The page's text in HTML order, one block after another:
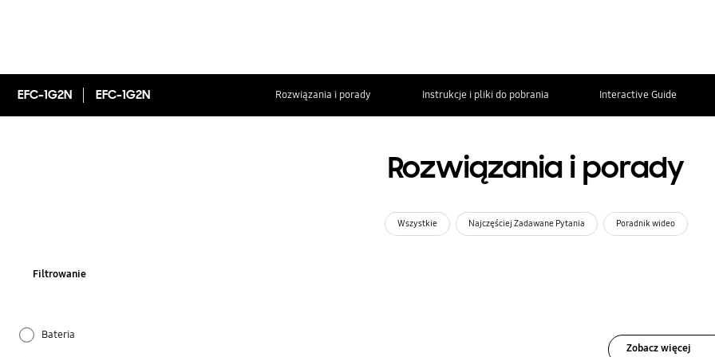
EFC-1G2N EFC-1G2N Rozwiązania i porady Instrukcje i pliki do pobrania Interactive Guide
Rozwiązania i porady
Wszystkie Najczęściej Zadawane Pytania Poradnik wideo
Filtrowanie
Bateria
Zobacz więcej